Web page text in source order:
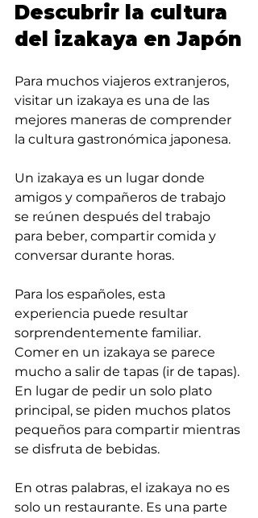
Descubrir la cultura
del izakaya en Japón
Para muchos viajeros extranjeros,
visitar un izakaya es una de las
mejores maneras de comprender
la cultura gastronómica japonesa.
Un izakaya es un lugar donde
amigos y compañeros de trabajo
se reúnen después del trabajo
para beber, compartir comida y
conversar durante horas.
Para los españoles, esta
experiencia puede resultar
sorprendentemente familiar.
Comer en un izakaya se parece
mucho a salir de tapas (ir de tapas).
En lugar de pedir un solo plato
principal, se piden muchos platos
pequeños para compartir mientras
se disfruta de bebidas.
En otras palabras, el izakaya no es
solo un restaurante. Es una parte